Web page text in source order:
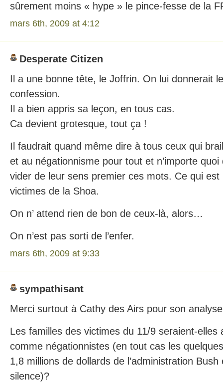
sûrement moins « hype » le pince-fesse de la
mars 6th, 2009 at 4:12
Desperate Citizen
Il a une bonne tête, le Joffrin. On lui donnerait
confession.
Il a bien appris sa leçon, en tous cas.
Ca devient grotesque, tout ça !
Il faudrait quand même dire à tous ceux qui
et au négationnisme pour tout et n’importe quoi
vider de leur sens premier ces mots. Ce qui est
victimes de la Shoa.
On n’ attend rien de bon de ceux-là, alors…
On n’est pas sorti de l’enfer.
mars 6th, 2009 at 9:33
sympathisant
Merci surtout à Cathy des Airs pour son
Les familles des victimes du 11/9 seraient-elles
comme négationnistes (en tout cas les
1,8 millions de dollards de l’administration Bush
silence)?